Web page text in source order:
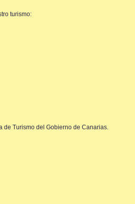
turismo:
Turismo del Gobierno de Canarias.